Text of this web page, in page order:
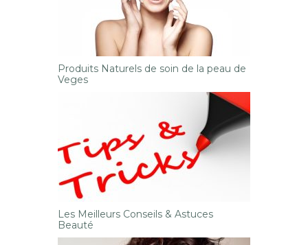
Produits Naturels de soin de la peau de
Veges
Les Meilleurs Conseils & Astuces
Beauté